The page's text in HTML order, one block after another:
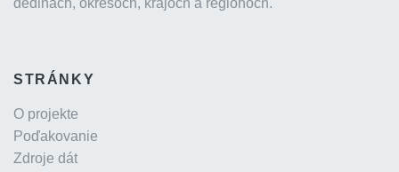
dedinách, okresoch, krajoch a regiónoch.
STRÁNKY
O projekte
Poďakovanie
Zdroje dát